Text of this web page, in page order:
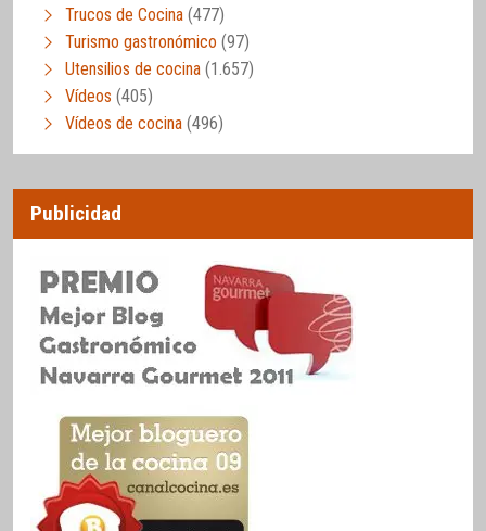
Trucos de Cocina (477)
Turismo gastronómico (97)
Utensilios de cocina (1.657)
Vídeos (405)
Vídeos de cocina (496)
Publicidad